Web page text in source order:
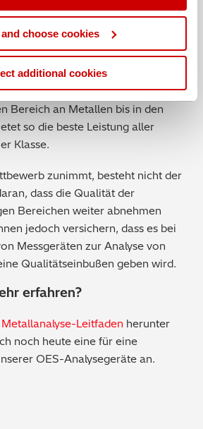
choose cookies
additional cookies
bietet Ihnen die geforderte
Analysegeräte von Hitachi
entwickelt, so auch
OE750. Dieses Analysegerät
Bereich an Metallen bis in den
so die beste Leistung aller
Klasse.
zunimmt, besteht nicht der
dass die Qualität der
Bereichen weiter abnehmen
jedoch versichern, dass es bei
Messgeräten zur Analyse von
Qualitätseinbußen geben wird.
erfahren?
Metallanalyse-Leitfaden herunter
noch heute eine für eine
OES-Analysegeräte an.